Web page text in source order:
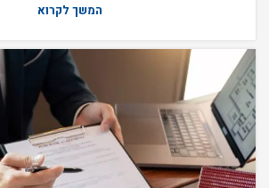
המשך לקרוא